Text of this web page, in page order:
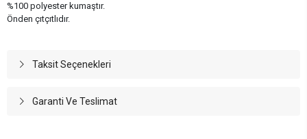
%100 polyester kumaştır.
Önden çıtçıtlıdır.
Taksit Seçenekleri
Garanti Ve Teslimat